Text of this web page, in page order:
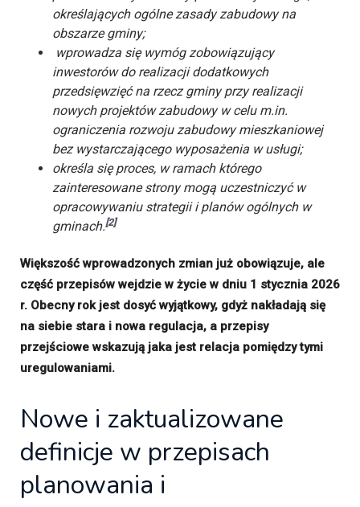
określających ogólne zasady zabudowy na
obszarze gminy;
wprowadza się wymóg zobowiązujący
inwestorów do realizacji dodatkowych
przedsięwzięć na rzecz gminy przy realizacji
nowych projektów zabudowy w celu m.in.
ograniczenia rozwoju zabudowy mieszkaniowej
bez wystarczającego wyposażenia w usługi;
określa się proces, w ramach którego
zainteresowane strony mogą uczestniczyć w
opracowywaniu strategii i planów ogólnych w
gminach.[2]
Większość wprowadzonych zmian już obowiązuje, ale
część przepisów wejdzie w życie w dniu 1 stycznia 2026
r. Obecny rok jest dosyć wyjątkowy, gdyż nakładają się
na siebie stara i nowa regulacja, a przepisy
przejściowe wskazują jaka jest relacja pomiędzy tymi
uregulowaniami.
Nowe i zaktualizowane
definicje w przepisach
planowania i